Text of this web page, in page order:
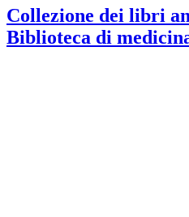
Collezione dei libri
Biblioteca di